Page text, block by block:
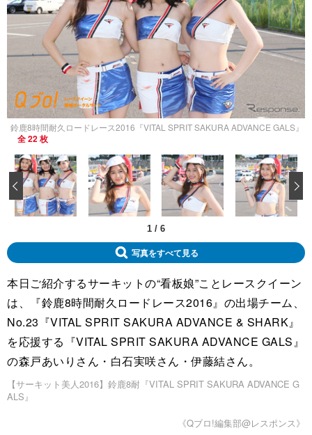
鈴鹿8時間耐久ロードレース2016『VITAL SPRIT SAKURA ADVANCE GALS』
全 22 枚
1 / 6
‹
写真をすべて見る
本日ご紹介するサーキットの“看板娘”ことレースクイーン
は、『鈴鹿8時間耐久ロードレース2016』の出場チーム、
No.23『VITAL SPRIT SAKURA ADVANCE & SHARK』
を応援する『VITAL SPRIT SAKURA ADVANCE GALS』
の森戸あいりさん・白石実咲さん・伊藤結さん。
【サーキット美人2016】鈴鹿8耐『VITAL SPRIT SAKURA ADVANCE G
ALS』
《Qブロ!編集部@レスポンス》